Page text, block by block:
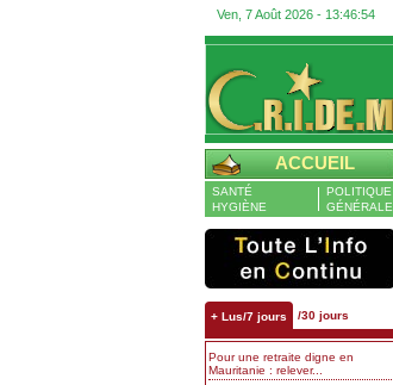
Ven, 7 Août 2026 - 13:46:55
ACCUEIL
SANTÉ
HYGIÈNE
POLITIQUE
GÉNÉRALE
+ Lus/7 jours /30 jours
Pour une retraite digne en
Mauritanie : relever...